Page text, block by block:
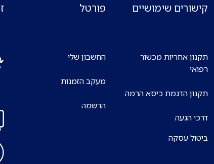
קישורים שימושיים
תקנון אחריות מכשור
רפואי
תקנון הדגמת כיסא הרמה
דרכי הגעה
ביטול עסקה
פורטל
החשבון שלי
מעקב הזמנות
הרשמה